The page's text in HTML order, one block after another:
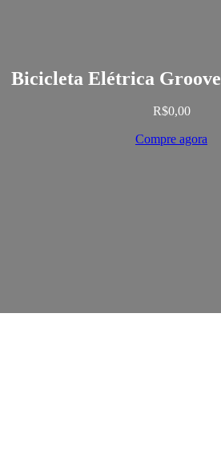
Bicicleta Elétrica
R$0,00
Compre agora